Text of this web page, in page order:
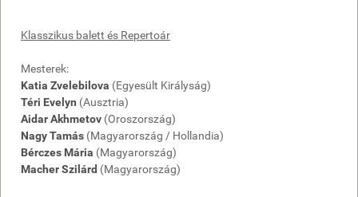
Klasszikus balett és Repertoár
Mesterek:
Katia Zvelebilova (Egyesült Királyság)
Téri Evelyn (Ausztria)
Aidar Akhmetov (Oroszország)
Nagy Tamás (Magyarország / Hollandia)
Bérczes Mária (Magyarország)
Macher Szilárd (Magyarország)